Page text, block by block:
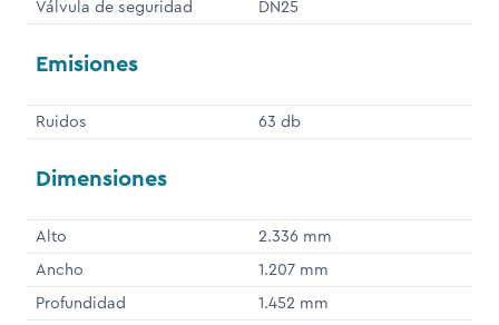
Válvula de seguridad DN25
Emisiones
Ruidos 63 db
Dimensiones
Alto
2.336 mm
Ancho
1.207 mm
Profundidad
1.452 mm